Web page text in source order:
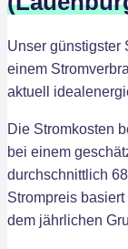
Unser günstigster
einem
aktuell
Die Stromkosten
bei einem
durchschnittlich
Strompreis
dem jährlichen